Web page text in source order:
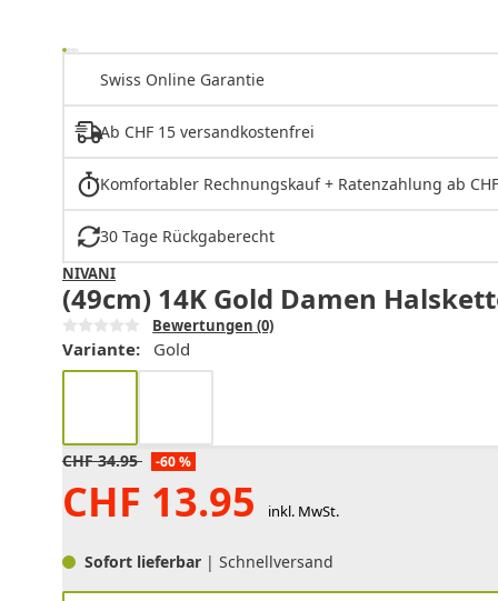
Swiss Online Garantie
Ab CHF 15 versandkostenfrei
Komfortabler Rechnungskauf + Ratenzahlung ab
30 Tage Rückgaberecht
NIVANI
(49cm) 14K Gold Damen
Bewertungen (0)
Variante: Gold
CHF 34.95 -60 %
CHF 13.95 inkl. MwSt.
Sofort lieferbar | Schnellversand